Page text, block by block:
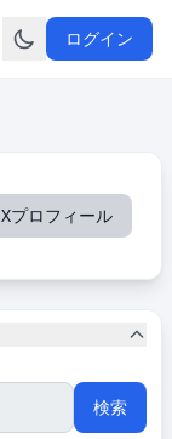
ログイン
Xプロフィール
検索